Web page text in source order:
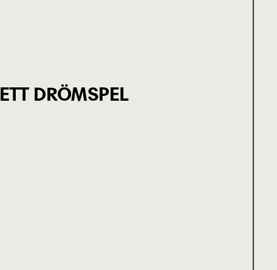
ETT DRÖMSPEL